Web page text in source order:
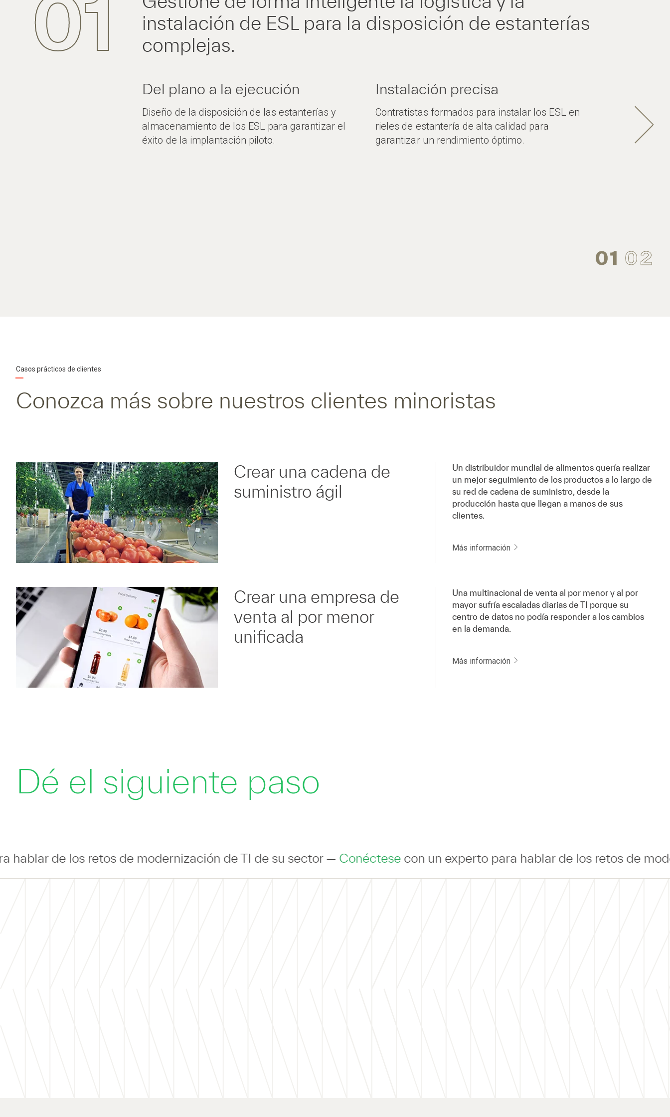
01
instalación de ESL para la disposición de estanterías
complejas.
Del plano a la ejecución
Diseño de la disposición de las estanterías y
almacenamiento de los ESL para garantizar el
éxito de la implantación piloto.
Instalación precisa
Contratistas formados para instalar los ESL en
rieles de estantería de alta calidad para
garantizar un rendimiento óptimo.
01 02
Casos prácticos de clientes
Conozca más sobre nuestros clientes minoristas
Crear una cadena de
suministro ágil
Un distribuidor mundial de alimentos quería realizar
un mejor seguimiento de los productos a lo largo de
su red de cadena de suministro, desde la
producción hasta que llegan a manos de sus
clientes.
Más información
Crear una empresa de
venta al por menor
unificada
Una multinacional de venta al por menor y al por
mayor sufría escaladas diarias de TI porque su
centro de datos no podía responder a los cambios
en la demanda.
Más información
Dé el siguiente paso
de modernización de TI de su sector — Conéctesecon un experto para hablar de los retos de modernización de